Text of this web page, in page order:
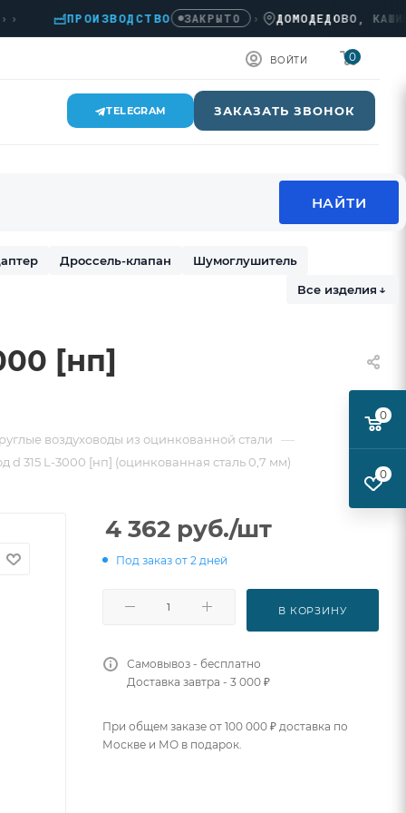
ПРОИЗВОДСТВО ЗАКРЫТО › ДОМОДЕДОВО,
ВОЙТИ 0
TELEGRAM ЗАКАЗАТЬ ЗВОНОК
Дроссель-клапан
Шумоглушитель
Все изделия ↓
[нп]
воздуховоды из оцинкованной стали —
d 315 L-3000 [нп] (оцинкованная сталь 0,7 мм)
4 362 руб./шт
Под заказ от 2 дней
В КОРЗИНУ
Самовывоз - бесплатно
Доставка завтра - 3 000 ₽
При общем заказе от 100 000 ₽ доставка по
Москве и МО в подарок.
0
0